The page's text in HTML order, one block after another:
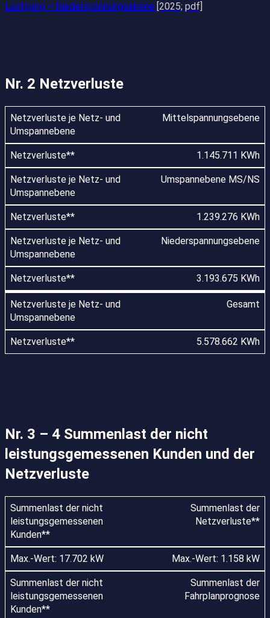
Lastgang – Niederspannungsebene [2025; pdf]
Nr. 2 Netzverluste
Mittelspannungsebene
1.145.711 KWh
Umspannebene MS/NS
1.239.276 KWh
Niederspannungsebene
3.193.675 KWh
Gesamt
5.578.662 KWh
Nr. 3 – 4 Summenlast der nicht
leistungsgemessenen Kunden und der
Netzverluste
Summenlast der
Netzverluste**
Max.-Wert: 1.158 kW
Summenlast der
Fahrplanprognose